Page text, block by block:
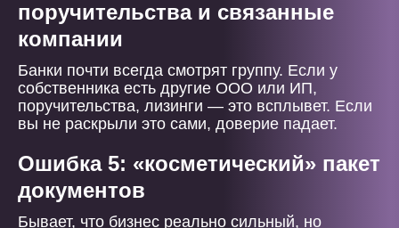
поручительства и связанные
компании
Банки почти всегда смотрят группу. Если у
собственника есть другие ООО или ИП,
поручительства, лизинги — это всплывет. Если
вы не раскрыли это сами, доверие падает.
Ошибка 5: «косметический» пакет
документов
Бывает, что бизнес реально сильный, но